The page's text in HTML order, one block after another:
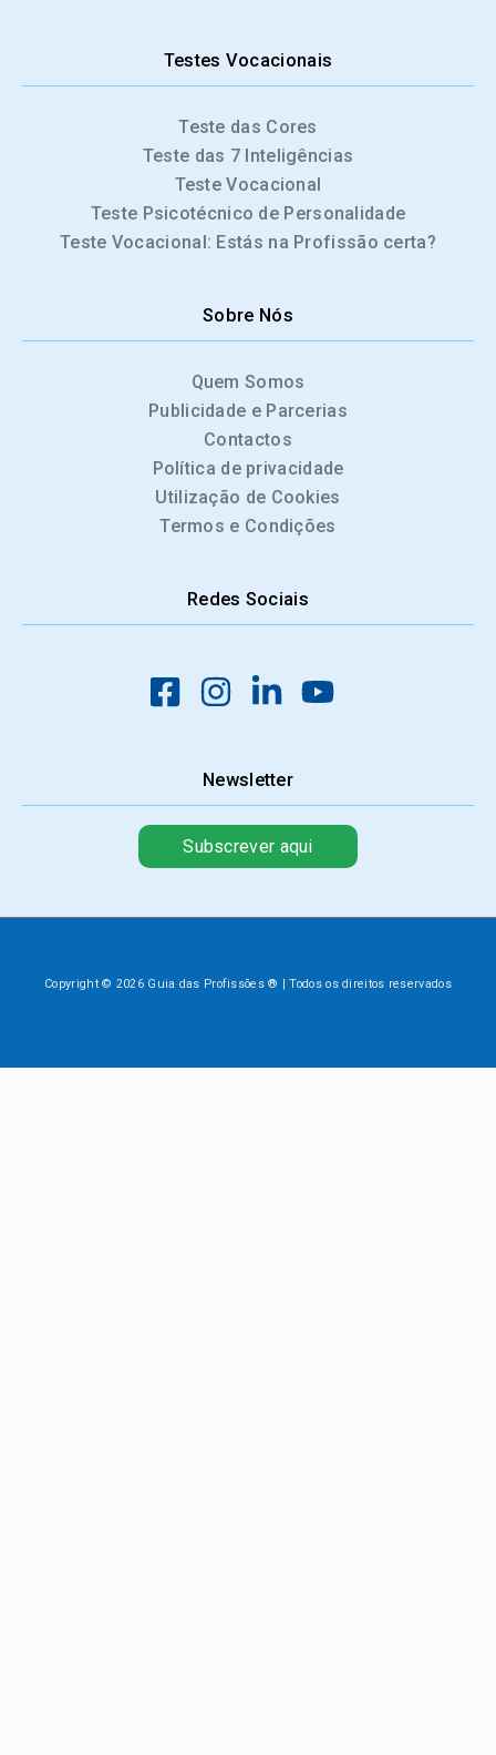
Testes Vocacionais
Teste das Cores
Teste das 7 Inteligências
Teste Vocacional
Teste Psicotécnico de Personalidade
Teste Vocacional: Estás na Profissão certa?
Sobre Nós
Quem Somos
Publicidade e Parcerias
Contactos
Política de privacidade
Utilização de Cookies
Termos e Condições
Redes Sociais
Newsletter
Subscrever aqui
Copyright © 2026 Guia das Profissões ® | Todos os direitos reservados